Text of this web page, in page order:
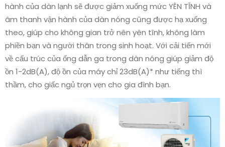
hành của dàn lạnh sẽ được giảm xuống mức YÊN TĨNH và
âm thanh vận hành của dàn nóng cũng được hạ xuống
theo, giúp cho không gian trở nên yên tĩnh, không làm
phiền bạn và người thân trong sinh hoạt. Với cải tiến mới
về cấu trúc của ống dẫn ga trong dàn nóng giúp giảm độ
ồn 1-2dB(A), độ ồn của máy chỉ 23dB(A)* như tiếng thì
thầm, cho giấc ngủ trọn vẹn cho gia đình bạn.